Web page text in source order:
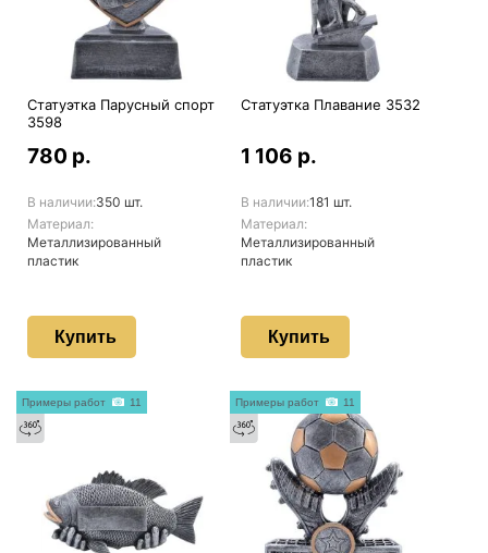
Статуэтка Парусный спорт
3598
780 р.
В наличии:350 шт.
Материал:
Металлизированный
пластик
Купить
Статуэтка Плавание 3532
1 106 р.
В наличии:181 шт.
Материал:
Металлизированный
пластик
Купить
Примеры работ 11 Примеры работ 11